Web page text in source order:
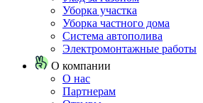
Уборка участка
Уборка частного дома
Система автополива
Электромонтажные работы
О компании
О нас
Партнерам